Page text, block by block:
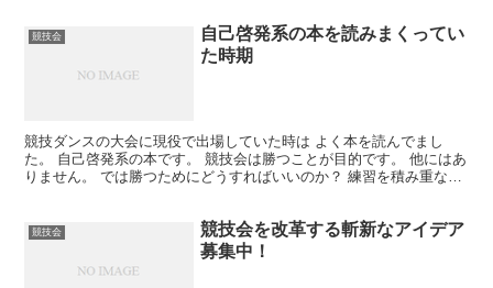
競技会
自己啓発系の本を読みまくってい
た時期
競技ダンスの大会に現役で出場していた時は よく本を読んでまし
た。 自己啓発系の本です。 競技会は勝つことが目的です。 他にはあ
りません。 では勝つためにどうすればいいのか？ 練習を積み重なて
競技会
競技会を改革する斬新なアイデア
募集中！